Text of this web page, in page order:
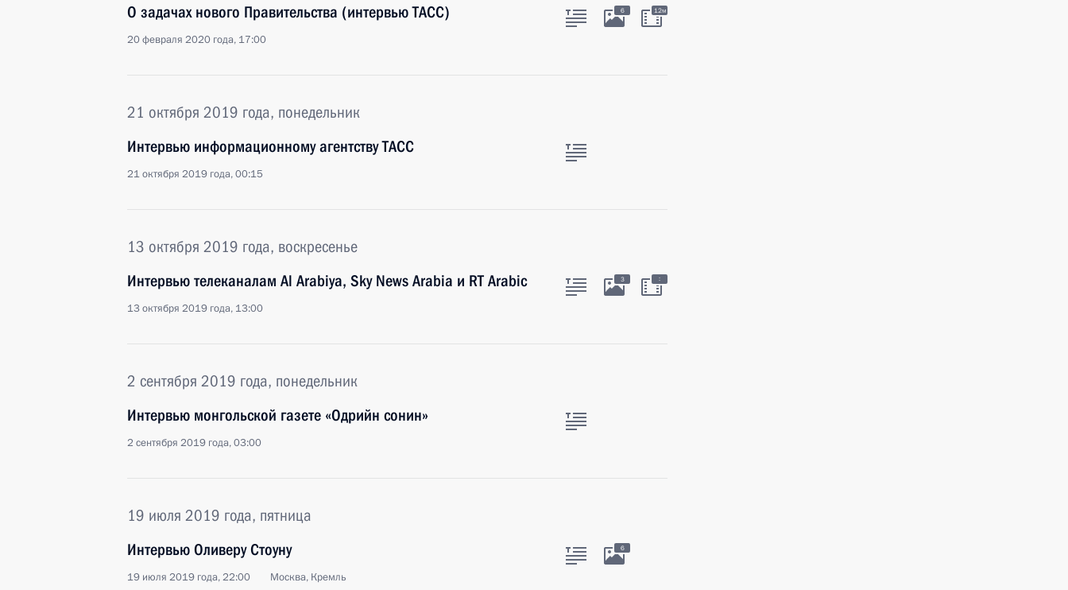
О задачах нового Правительства (интервью ТАСС)
20 февраля 2020 года, 17:00
6 12м
21 октября 2019 года, понедельник
Интервью информационному агентству ТАСС
21 октября 2019 года, 00:15
13 октября 2019 года, воскресенье
Интервью телеканалам Al Arabiya, Sky News Arabia и RT Arabic
13 октября 2019 года, 13:00
3 :
2 сентября 2019 года, понедельник
Интервью монгольской газете «Одрийн сонин»
2 сентября 2019 года, 03:00
19 июля 2019 года, пятница
Интервью Оливеру Стоуну
19 июля 2019 года, 22:00 Москва, Кремль
6